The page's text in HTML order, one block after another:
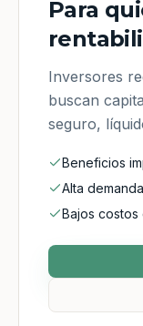
Para
Inversores
buscan
seguro,
Beneficios
Alta
Bajos costos